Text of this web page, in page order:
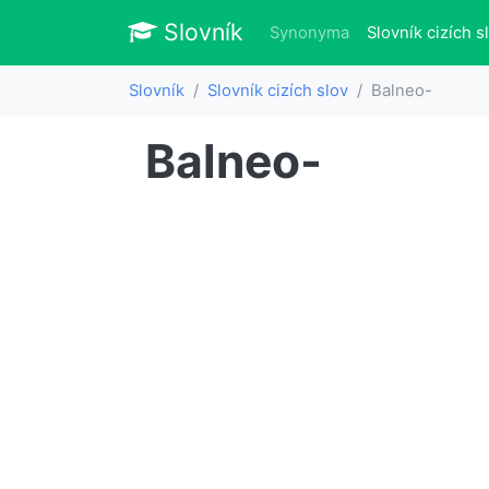
Slovník Slovník
Synonyma Slovník cizích
Slovník Slovník cizích slov Balneo-
Balneo-